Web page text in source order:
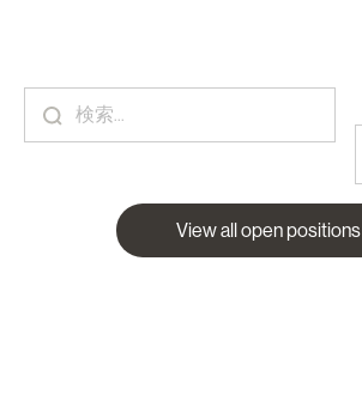
View all open positions